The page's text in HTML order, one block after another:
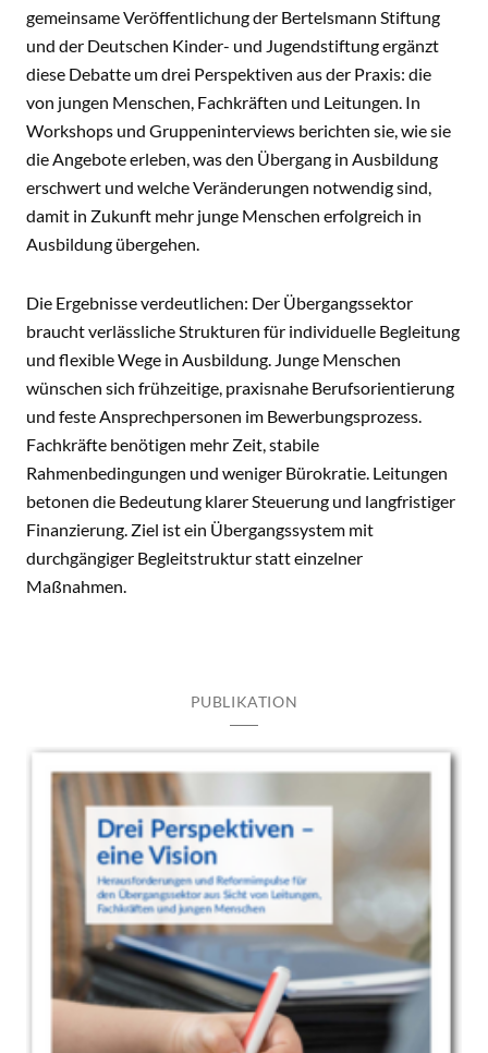
gemeinsame Veröffentlichung der Bertelsmann Stiftung
und der Deutschen Kinder- und Jugendstiftung ergänzt
diese Debatte um drei Perspektiven aus der Praxis: die
von jungen Menschen, Fachkräften und Leitungen. In
Workshops und Gruppeninterviews berichten sie, wie sie
die Angebote erleben, was den Übergang in Ausbildung
erschwert und welche Veränderungen notwendig sind,
damit in Zukunft mehr junge Menschen erfolgreich in
Ausbildung übergehen.
Die Ergebnisse verdeutlichen: Der Übergangssektor
braucht verlässliche Strukturen für individuelle Begleitung
und flexible Wege in Ausbildung. Junge Menschen
wünschen sich frühzeitige, praxisnahe Berufsorientierung
und feste Ansprechpersonen im Bewerbungsprozess.
Fachkräfte benötigen mehr Zeit, stabile
Rahmenbedingungen und weniger Bürokratie. Leitungen
betonen die Bedeutung klarer Steuerung und langfristiger
Finanzierung. Ziel ist ein Übergangssystem mit
durchgängiger Begleitstruktur statt einzelner
Maßnahmen.
PUBLIKATION